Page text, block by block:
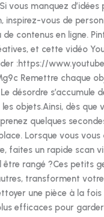
vous manquez
inspirez-vous de
contenus en ligne.
et cette vidéo
:https://
Remettre chaque
désordre s’accumule
les objets.Ainsi, dès que
quelques
Lorsque vous vous
faites un rapide scan
être rangé ?Ces petits
transforment
une pièce à la fois
efficaces pour